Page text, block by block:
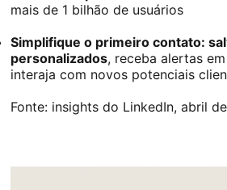
mais de 1 bilhão de usuários
Simplifique o primeiro contato:
personalizados, receba alertas
interaja com novos potenciais
Fonte: insights do LinkedIn, abril